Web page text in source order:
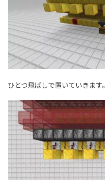
ひとつ飛ばしで置いていきます。